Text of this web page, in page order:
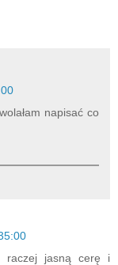
napisać co
raczej jasną cerę i